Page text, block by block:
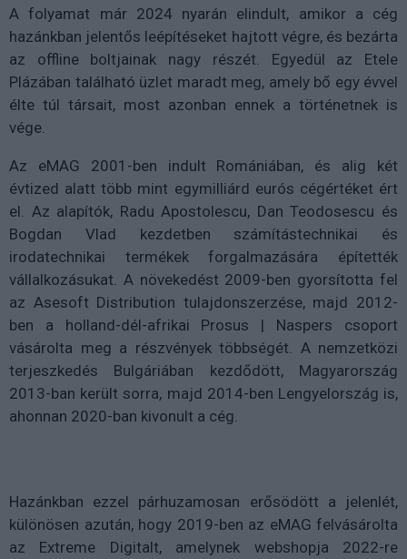
A folyamat már 2024 nyarán elindult, amikor a cég
hazánkban jelentős leépítéseket hajtott végre, és bezárta
az offline boltjainak nagy részét. Egyedül az Etele
Plázában található üzlet maradt meg, amely bő egy évvel
élte túl társait, most azonban ennek a történetnek is
vége.
Az eMAG 2001-ben indult Romániában, és alig két
évtized alatt több mint egymilliárd eurós cégértéket ért
el. Az alapítók, Radu Apostolescu, Dan Teodosescu és
Bogdan Vlad kezdetben számítástechnikai és
irodatechnikai termékek forgalmazására építették
vállalkozásukat. A növekedést 2009-ben gyorsította fel
az Asesoft Distribution tulajdonszerzése, majd 2012-
ben a holland-dél-afrikai Prosus | Naspers csoport
vásárolta meg a részvények többségét. A nemzetközi
terjeszkedés Bulgáriában kezdődött, Magyarország
2013-ban került sorra, majd 2014-ben Lengyelország is,
ahonnan 2020-ban kivonult a cég.
Hazánkban ezzel párhuzamosan erősödött a jelenlét,
különösen azután, hogy 2019-ben az eMAG felvásárolta
az Extreme Digitalt, amelynek webshopja 2022-re